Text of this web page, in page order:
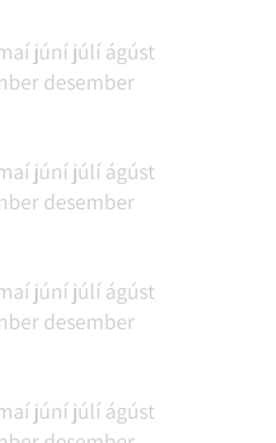
júní júlí ágúst
desember
júní júlí ágúst
desember
júní júlí ágúst
desember
júní júlí ágúst